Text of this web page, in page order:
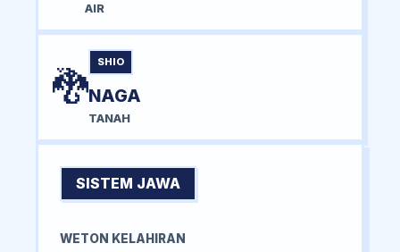
AIR
🐉
SHIO
NAGA
TANAH
SISTEM JAWA
WETON KELAHIRAN